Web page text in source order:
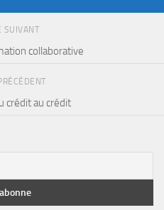
SUIVANT
collaborative
crédit au crédit